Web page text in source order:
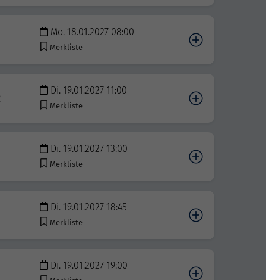
Mo. 18.01.2027 08:00
Merkliste
Di. 19.01.2027 11:00
Merkliste
Di. 19.01.2027 13:00
Merkliste
Di. 19.01.2027 18:45
Merkliste
Di. 19.01.2027 19:00